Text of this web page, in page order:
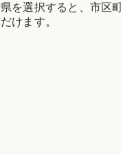
を選択すると、市区
けます。